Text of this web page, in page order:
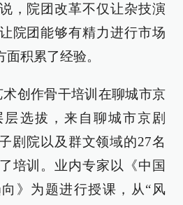
，院团改革不仅让杂技演
院团能够有精力进行市场
积累了经验。
创作骨干培训在聊城市京
选拔，来自聊城市京剧
剧院以及群文领域的27名
培训。业内专家以《中国
》为题进行授课，从“风